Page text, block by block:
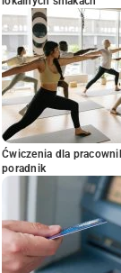
Ćwiczenia dla
poradnik